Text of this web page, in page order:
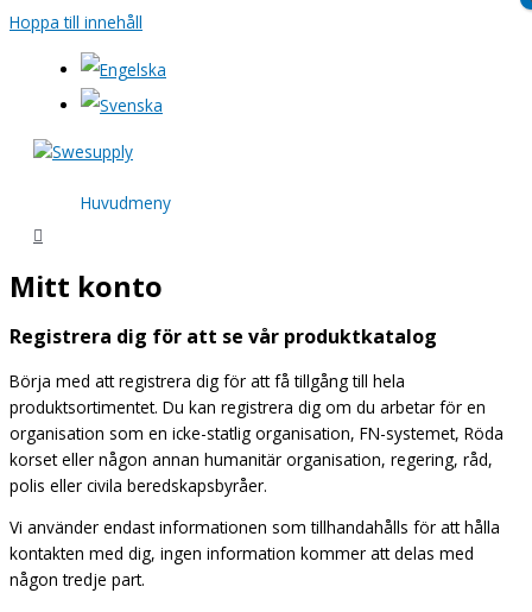
Hoppa till innehåll
Huvudmeny
Mitt konto
Registrera dig för att se vår produktkatalog
Börja med att registrera dig för att få tillgång till hela
produktsortimentet. Du kan registrera dig om du arbetar för en
organisation som en icke-statlig organisation, FN-systemet, Röda
korset eller någon annan humanitär organisation, regering, råd,
polis eller civila beredskapsbyråer.
Vi använder endast informationen som tillhandahålls för att hålla
kontakten med dig, ingen information kommer att delas med
någon tredje part.